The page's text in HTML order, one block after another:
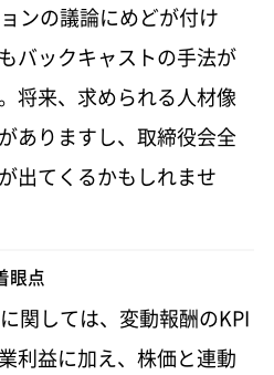
ンの議論にめどが付け
バックキャストの手法が
将来、求められる人材像
ありますし、取締役会全
出てくるかもしれませ
眼点
関しては、変動報酬のKPI
利益に加え、株価と連動